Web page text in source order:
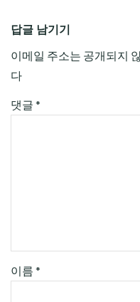
답글 남기기
이메일 주소는 공개되지
다
댓글 *
이름 *